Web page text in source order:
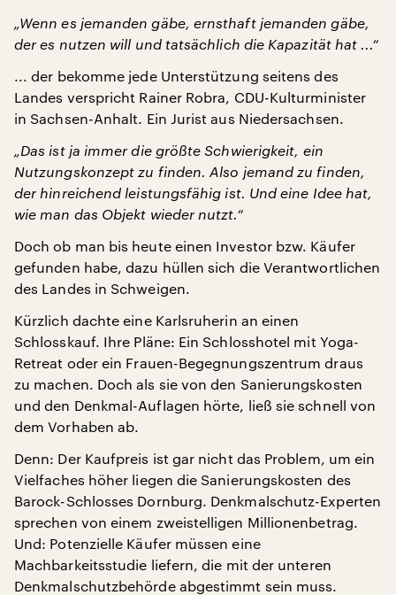
„Wenn es jemanden gäbe, ernsthaft jemanden gäbe,
der es nutzen will und tatsächlich die Kapazität hat ...“
... der bekomme jede Unterstützung seitens des
Landes verspricht Rainer Robra, CDU-Kulturminister
in Sachsen-Anhalt. Ein Jurist aus Niedersachsen.
„Das ist ja immer die größte Schwierigkeit, ein
Nutzungskonzept zu finden. Also jemand zu finden,
der hinreichend leistungsfähig ist. Und eine Idee hat,
wie man das Objekt wieder nutzt.“
Doch ob man bis heute einen Investor bzw. Käufer
gefunden habe, dazu hüllen sich die Verantwortlichen
des Landes in Schweigen.
Kürzlich dachte eine Karlsruherin an einen
Schlosskauf. Ihre Pläne: Ein Schlosshotel mit Yoga-
Retreat oder ein Frauen-Begegnungszentrum draus
zu machen. Doch als sie von den Sanierungskosten
und den Denkmal-Auflagen hörte, ließ sie schnell von
dem Vorhaben ab.
Denn: Der Kaufpreis ist gar nicht das Problem, um ein
Vielfaches höher liegen die Sanierungskosten des
Barock-Schlosses Dornburg. Denkmalschutz-Experten
sprechen von einem zweistelligen Millionenbetrag.
Und: Potenzielle Käufer müssen eine
Machbarkeitsstudie liefern, die mit der unteren
Denkmalschutzbehörde abgestimmt sein muss.